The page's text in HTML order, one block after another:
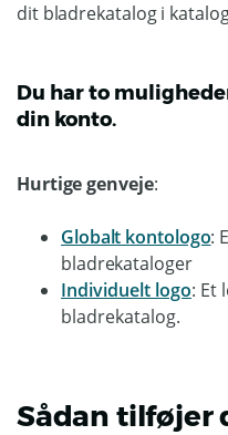
dit bladrekatalog i
Du har to
din konto.
Hurtige genveje:
Globalt kontologo:
bladrekataloger
Individuelt logo: Et
bladrekatalog.
Sådan tilføjer